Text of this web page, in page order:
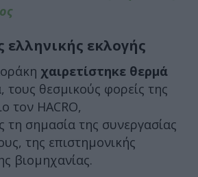
ελληνικής εκλογής
χαιρετίστηκε θερμά
τους θεσμικούς φορείς της
τον HACRO,
τη σημασία της συνεργασίας
της επιστημονικής
βιομηχανίας.